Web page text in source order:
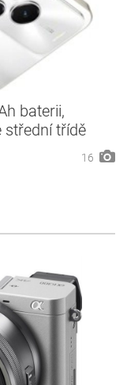
baterii,
střední třídě
16